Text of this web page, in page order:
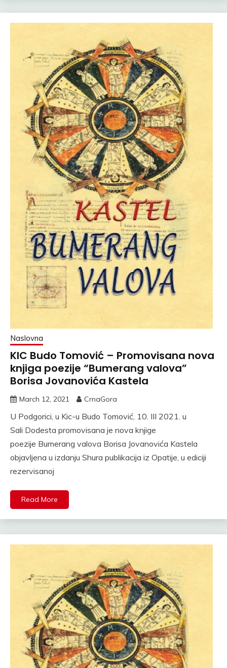
Naslovna
KIC Budo Tomović – Promovisana nova
knjiga poezije “Bumerang valova”
Borisa Jovanovića Kastela
March 12, 2021 CrnaGora
U Podgorici, u Kic-u Budo Tomović, 10. III 2021. u
Sali Dodesta promovisana je nova knjige
poezije Bumerang valova Borisa Jovanovića Kastela
objavljena u izdanju Shura publikacija iz Opatije, u ediciji
rezervisanoj
Read More